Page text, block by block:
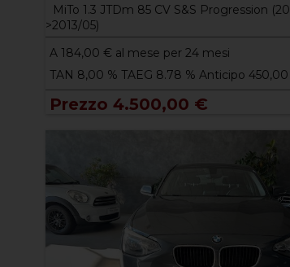
MiTo 1.3 JTDm 85 CV S&S Progression
>2013/05)
A 184,00€ al mese per 24 mesi
TAN 8,00 % TAEG 8.78 % Anticipo
Prezzo 4.500,00 €